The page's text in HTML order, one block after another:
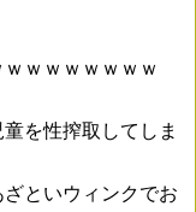
ｗｗｗｗｗｗｗ
を性搾取してしま
ざといウィンクでお